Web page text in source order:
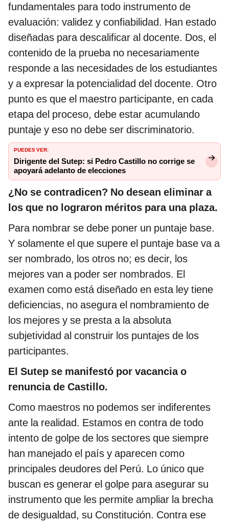
fundamentales para todo instrumento de
evaluación: validez y confiabilidad. Han estado
diseñadas para descalificar al docente. Dos, el
contenido de la prueba no necesariamente
responde a las necesidades de los estudiantes
y a expresar la potencialidad del docente. Otro
punto es que el maestro participante, en cada
etapa del proceso, debe estar acumulando
puntaje y eso no debe ser discriminatorio.
PUEDES VER:
Dirigente del Sutep: si Pedro Castillo no corrige se
apoyará adelanto de elecciones
¿No se contradicen? No desean eliminar a
los que no lograron méritos para una plaza.
Para nombrar se debe poner un puntaje base.
Y solamente el que supere el puntaje base va a
ser nombrado, los otros no; es decir, los
mejores van a poder ser nombrados. El
examen como está diseñado en esta ley tiene
deficiencias, no asegura el nombramiento de
los mejores y se presta a la absoluta
subjetividad al construir los puntajes de los
participantes.
El Sutep se manifestó por vacancia o
renuncia de Castillo.
Como maestros no podemos ser indiferentes
ante la realidad. Estamos en contra de todo
intento de golpe de los sectores que siempre
han manejado el país y aparecen como
principales deudores del Perú. Lo único que
buscan es generar el golpe para asegurar su
instrumento que les permite ampliar la brecha
de desigualdad, su Constitución. Contra ese